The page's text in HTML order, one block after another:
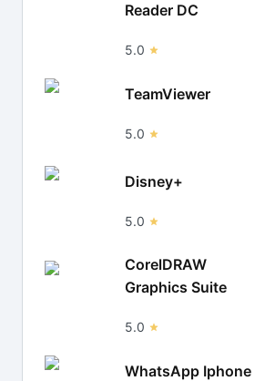
Reader DC
5.0
TeamViewer
5.0
Disney+
5.0
CorelDRAW
Graphics Suite
5.0
WhatsApp Iphone